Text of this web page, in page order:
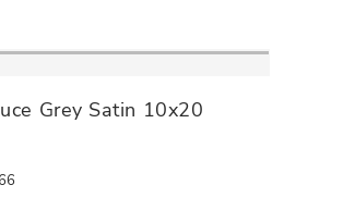
Grey Satin 10x20